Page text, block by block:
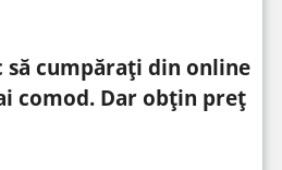
să cumpărați din online
comod. Dar obțin preț